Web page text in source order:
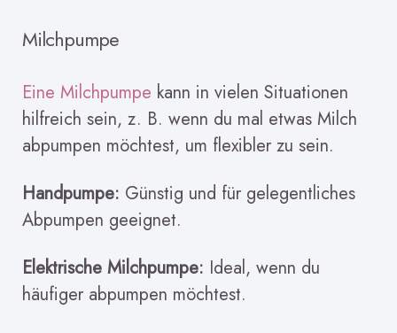
Milchpumpe
Eine Milchpumpe kann in vielen Situationen
hilfreich sein, z. B. wenn du mal etwas Milch
abpumpen möchtest, um flexibler zu sein.
Handpumpe: Günstig und für gelegentliches
Abpumpen geeignet.
Elektrische Milchpumpe: Ideal, wenn du
häufiger abpumpen möchtest.